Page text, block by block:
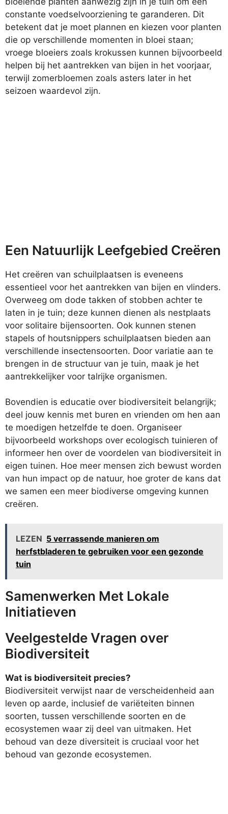
constante voedselvoorziening te garanderen. Dit
betekent dat je moet plannen en kiezen voor planten
die op verschillende momenten in bloei staan;
vroege bloeiers zoals krokussen kunnen bijvoorbeeld
helpen bij het aantrekken van bijen in het voorjaar,
terwijl zomerbloemen zoals asters later in het
seizoen waardevol zijn.
Een Natuurlijk Leefgebied Creëren
Het creëren van schuilplaatsen is eveneens
essentieel voor het aantrekken van bijen en vlinders.
Overweeg om dode takken of stobben achter te
laten in je tuin; deze kunnen dienen als nestplaats
voor solitaire bijensoorten. Ook kunnen stenen
stapels of houtsnippers schuilplaatsen bieden aan
verschillende insectensoorten. Door variatie aan te
brengen in de structuur van je tuin, maak je het
aantrekkelijker voor talrijke organismen.
Bovendien is educatie over biodiversiteit belangrijk;
deel jouw kennis met buren en vrienden om hen aan
te moedigen hetzelfde te doen. Organiseer
bijvoorbeeld workshops over ecologisch tuinieren of
informeer hen over de voordelen van biodiversiteit in
eigen tuinen. Hoe meer mensen zich bewust worden
van hun impact op de natuur, hoe groter de kans dat
we samen een meer biodiverse omgeving kunnen
creëren.
LEZEN 5 verrassende manieren om
herfstbladeren te gebruiken voor een gezonde
tuin
Samenwerken Met Lokale
Initiatieven
Veelgestelde Vragen over
Biodiversiteit
Wat is biodiversiteit precies?
Biodiversiteit verwijst naar de verscheidenheid aan
leven op aarde, inclusief de variëteiten binnen
soorten, tussen verschillende soorten en de
ecosystemen waar zij deel van uitmaken. Het
behoud van deze diversiteit is cruciaal voor het
behoud van gezonde ecosystemen.